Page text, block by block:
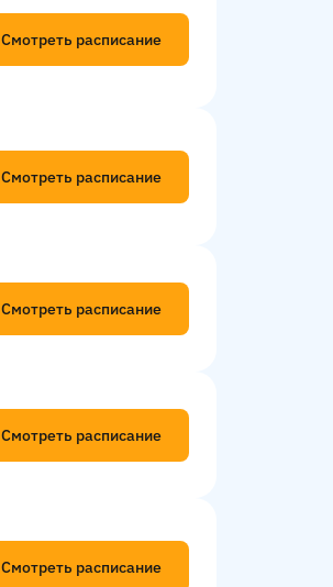
Смотреть расписание
Смотреть расписание
Смотреть расписание
Смотреть расписание
Смотреть расписание